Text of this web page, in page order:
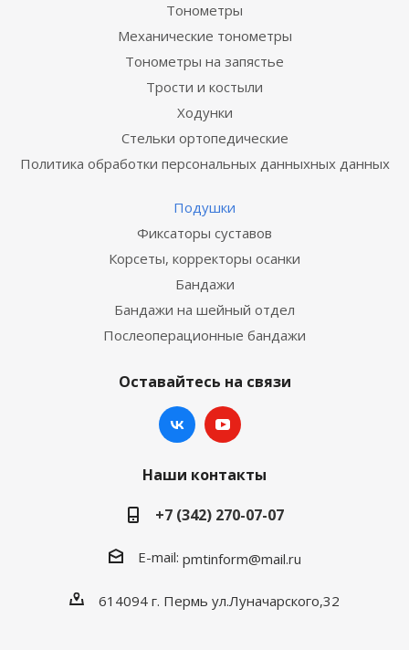
Тонометры
Механические тонометры
Тонометры на запястье
Трости и костыли
Ходунки
Стельки ортопедические
Политика обработки персональных данныхных данных
Подушки
Фиксаторы суставов
Корсеты, корректоры осанки
Бандажи
Бандажи на шейный отдел
Послеоперационные бандажи
Оставайтесь на связи
Наши контакты
+7 (342) 270-07-07
E-mail: pmtinform@mail.ru
614094 г. Пермь ул.Луначарского,32